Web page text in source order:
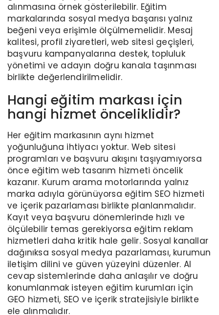
alınmasına örnek gösterilebilir. Eğitim
markalarında sosyal medya başarısı yalnız
beğeni veya erişimle ölçülmemelidir. Mesaj
kalitesi, profil ziyaretleri, web sitesi geçişleri,
başvuru kampanyalarına destek, topluluk
yönetimi ve adayın doğru kanala taşınması
birlikte değerlendirilmelidir.
Hangi eğitim markası için
hangi hizmet önceliklidir?
Her eğitim markasının aynı hizmet
yoğunluğuna ihtiyacı yoktur. Web sitesi
programları ve başvuru akışını taşıyamıyorsa
önce eğitim web tasarım hizmeti öncelik
kazanır. Kurum arama motorlarında yalnız
marka adıyla görünüyorsa eğitim SEO hizmeti
ve içerik pazarlaması birlikte planlanmalıdır.
Kayıt veya başvuru dönemlerinde hızlı ve
ölçülebilir temas gerekiyorsa eğitim reklam
hizmetleri daha kritik hale gelir. Sosyal kanallar
dağınıksa sosyal medya pazarlaması, kurumun
iletişim dilini ve güven yüzeyini düzenler. AI
cevap sistemlerinde daha anlaşılır ve doğru
konumlanmak isteyen eğitim kurumları için
GEO hizmeti, SEO ve içerik stratejisiyle birlikte
ele alınmalıdır.